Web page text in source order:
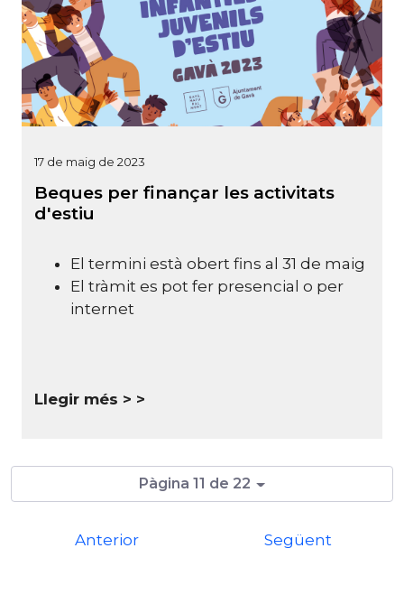
17 de maig de 2023
Beques per finançar les activitats
d'estiu
El termini està obert fins al 31 de maig
El tràmit es pot fer presencial o per
internet
Llegir més >
Pàgina 11 de 22
Anterior Següent